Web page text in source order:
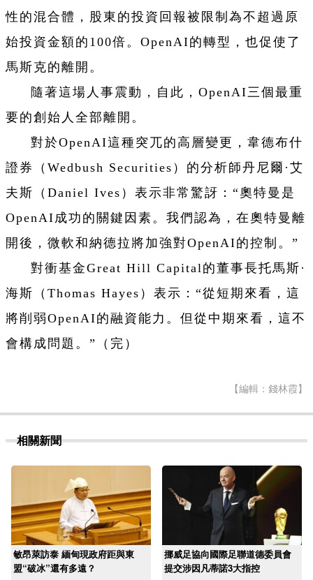
性的混合體，股東的投資回報被限制為不超過原
始投資金額的100倍。OpenAI的轉型，也促使了
馬斯克的離開。
隨著這場人事震動，自此，OpenAI三個最重
要的創始人全部離開。
對於OpenAI這種突兀的高層變更，韋德布什
證券（Wedbush Securities）的分析師丹尼爾·艾
夫斯（Daniel Ives）表示非常驚訝：“奧特曼是
OpenAI成功的關鍵因素。我們認為，在奧特曼離
開後，微軟和納德拉將加強對OpenAI的控制。”
對衝基金Great Hill Capital的董事長托馬斯·
海斯（Thomas Hayes）表示：“從短期來看，這
將削弱OpenAI的融資能力。但從中期來看，這不
會構成問題。”（完）
【編輯：錢林霞】
相關新聞
敏昂萊訪泰 緬甸現政府距與東
盟“破冰”還有多遠？
挪威足協向國際足聯道德委員會
提交涉因凡蒂諾3大指控